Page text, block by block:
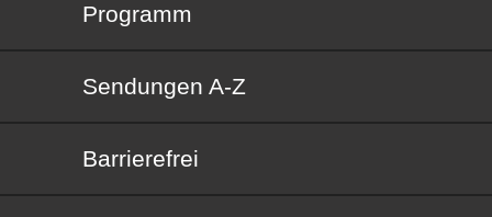
Programm
Sendungen von A bis Z
Sendungen A-Z
Barrierefrei
Barrierefrei